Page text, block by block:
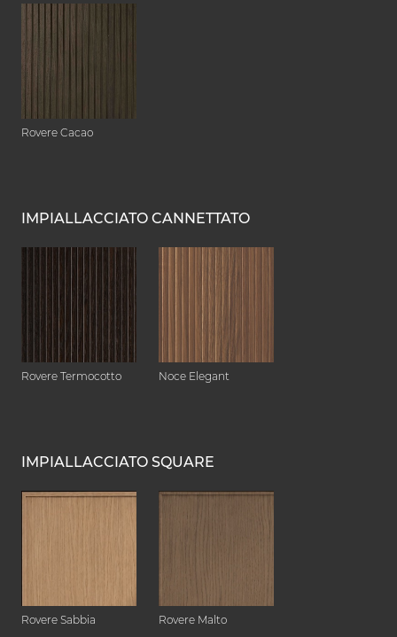
Rovere Cacao
IMPIALLACCIATO CANNETTATO
Rovere Termocotto Noce Elegant
IMPIALLACCIATO SQUARE
Rovere Sabbia Rovere Malto